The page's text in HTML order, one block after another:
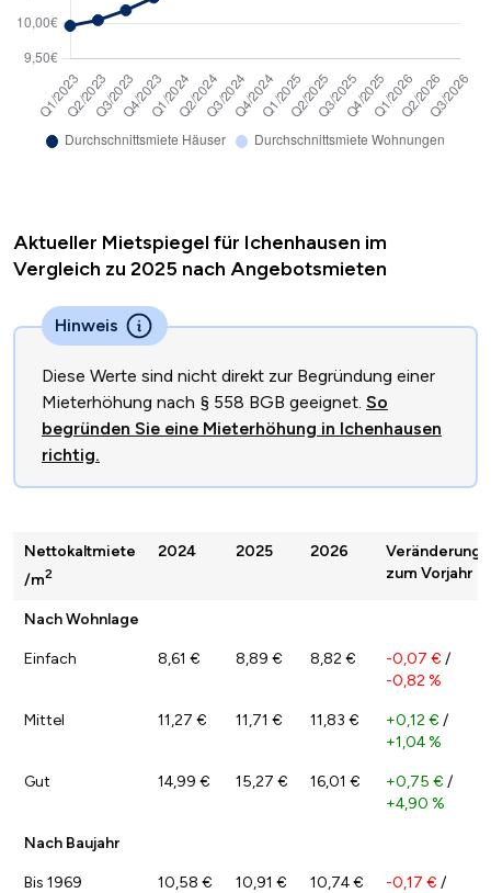
Aktueller Mietspiegel für Ichenhausen im
Vergleich zu 2025 nach Angebotsmieten
Hinweis
Diese Werte sind nicht direkt zur Begründung einer
Mieterhöhung nach § 558 BGB geeignet. So
begründen Sie eine Mieterhöhung in Ichenhausen
richtig.
Nettokaltmiete
/m2
2024 2025 2026
Veränderung
zum Vorjahr
Nach Wohnlage
Einfach 8,61 € 8,89 € 8,82 € -0,07 € /
-0,82 %
Mittel 11,27 € 11,71 € 11,83 € +0,12 € /
+1,04 %
Gut 14,99 € 15,27 € 16,01 € +0,75 € /
+4,90 %
Nach Baujahr
Bis 1969 10,58 € 10,91 € 10,74 € -0,17 € /